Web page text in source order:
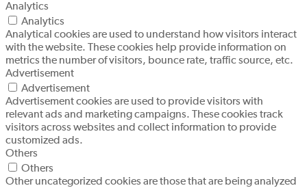
Analytics
Analytics
Analytical cookies are used to understand how visitors interact
with the website. These cookies help provide information on
metrics the number of visitors, bounce rate, traffic source, etc.
Advertisement
Advertisement
Advertisement cookies are used to provide visitors with
relevant ads and marketing campaigns. These cookies track
visitors across websites and collect information to provide
customized ads.
Others
Others
Other uncategorized cookies are those that are being analyzed